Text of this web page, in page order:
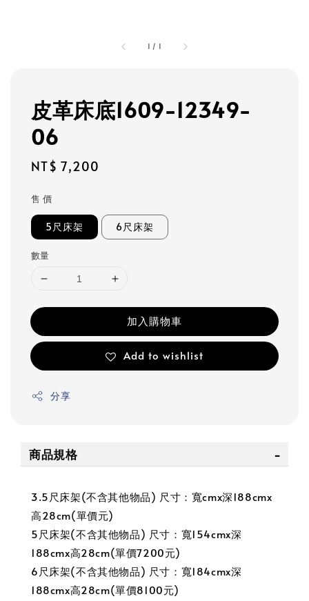
1 / 1
皮革床底1609-12349-
06
Regular
NT$ 7,200
售 價
5尺床架 6尺床架
數量
加入購物車
Add to wishlist
分享
商品規格
3.5尺床架(不含其他物品) 尺寸：寬cmx深188cmx
高28cm(單價元)
5尺床架(不含其他物品) 尺寸：寬154cmx深
188cmx高28cm(單價7200元)
6尺床架(不含其他物品) 尺寸：寬184cmx深
188cmx高28cm(單價8100元)